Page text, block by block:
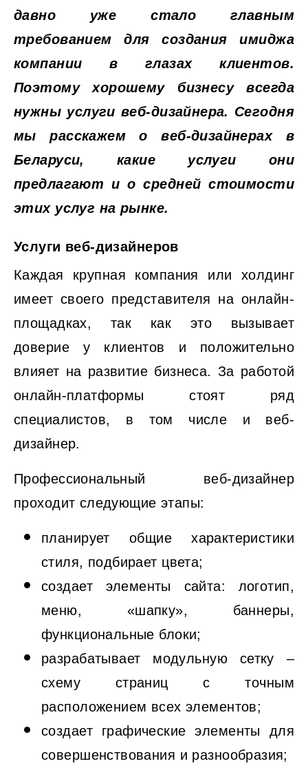
давно уже стало главным
требованием для создания имиджа
компании в глазах клиентов.
Поэтому хорошему бизнесу всегда
нужны услуги веб-дизайнера. Сегодня
мы расскажем о веб-дизайнерах в
Беларуси, какие услуги они
предлагают и о средней стоимости
этих услуг на рынке.
Услуги веб-дизайнеров
Каждая крупная компания или холдинг
имеет своего представителя на онлайн-
площадках, так как это вызывает
доверие у клиентов и положительно
влияет на развитие бизнеса. За работой
онлайн-платформы стоят ряд
специалистов, в том числе и веб-
дизайнер.
Профессиональный веб-дизайнер
проходит следующие этапы:
планирует общие характеристики
стиля, подбирает цвета;
создает элементы сайта: логотип,
меню, «шапку», баннеры,
функциональные блоки;
разрабатывает модульную сетку –
схему страниц с точным
расположением всех элементов;
создает графические элементы для
совершенствования и разнообразия;